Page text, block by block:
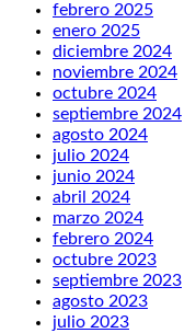
febrero 2025
enero 2025
diciembre 2024
noviembre 2024
octubre 2024
septiembre 2024
agosto 2024
julio 2024
junio 2024
abril 2024
marzo 2024
febrero 2024
octubre 2023
septiembre 2023
agosto 2023
julio 2023